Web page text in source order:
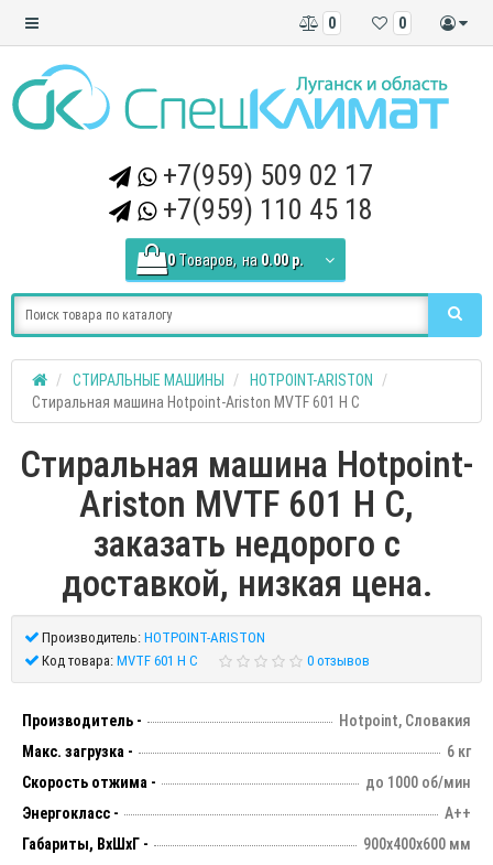
0
0
+7(959) 509 02 17
+7(959) 110 45 18
0 Tоваров, на 0.00 р.
СТИРАЛЬНЫЕ МАШИНЫ
HOTPOINT-ARISTON
Стиральная машина Hotpoint-Ariston MVTF 601 H C
Стиральная машина Hotpoint-
Ariston MVTF 601 H C,
заказать недорого с
доставкой, низкая цена.
Производитель: HOTPOINT-ARISTON
Код товара: MVTF 601 H C 0 отзывов
Производитель -
Hotpoint, Словакия
Макс. загрузка -
6 кг
Скорость отжима -
до 1000 об/мин
Энергокласс -
А++
Габариты, ВхШхГ -
900х400х600 мм